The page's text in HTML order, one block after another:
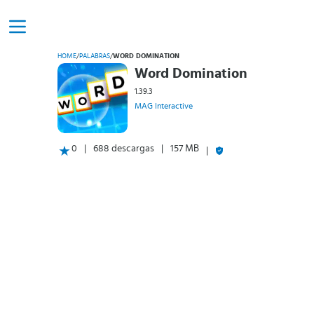
HOME/PALABRAS/WORD DOMINATION
Word Domination
1.39.3
MAG Interactive
0 688 descargas 157 MB